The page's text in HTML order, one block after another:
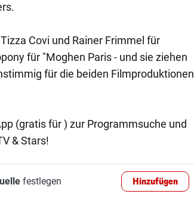
Covi und Rainer Frimmel für
für "Moghen Paris - und sie ziehen
für die beiden Filmproduktionen
(gratis für ) zur Programmsuche und
& Stars!
festlegen Hinzufügen